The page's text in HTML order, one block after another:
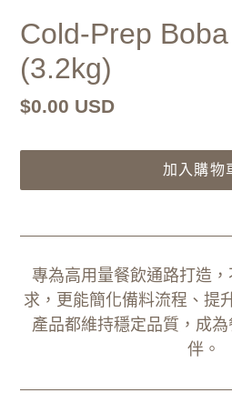
影
Cold-Prep
(3.2kg)
定
$0.00 USD
加入購物
在
品
加
專為高用量餐飲通路打造
求，更能簡化備料流程、提
產品都維持穩定品質，成
伴。